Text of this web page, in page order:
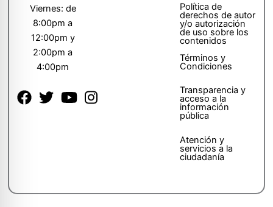
Viernes: de
8:00pm a
12:00pm y
2:00pm a
4:00pm
Política de
derechos de autor
y/o autorización
de uso sobre los
contenidos
Términos y
Condiciones
Transparencia y
acceso a la
información
pública
Atención y
servicios a la
ciudadanía